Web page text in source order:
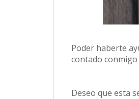
Poder haberte
contado
Deseo que esta